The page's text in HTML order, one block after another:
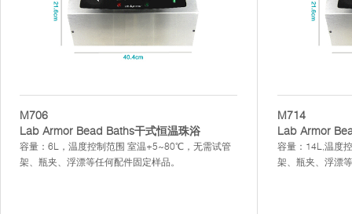
M706
Lab Armor Bead Baths干式恒温珠浴
容量：6L，温度控制范围 室温+5~80℃，无需试管
架、瓶夹、浮漂等任何配件固定样品。
M714
Lab Armor
容量：14L,温度
架、瓶夹、浮漂